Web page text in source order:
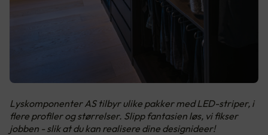
Lyskomponenter AS tilbyr ulike pakker med LED-striper, i
flere profiler og størrelser. Slipp fantasien løs, vi fikser
jobben - slik at du kan realisere dine designideer!